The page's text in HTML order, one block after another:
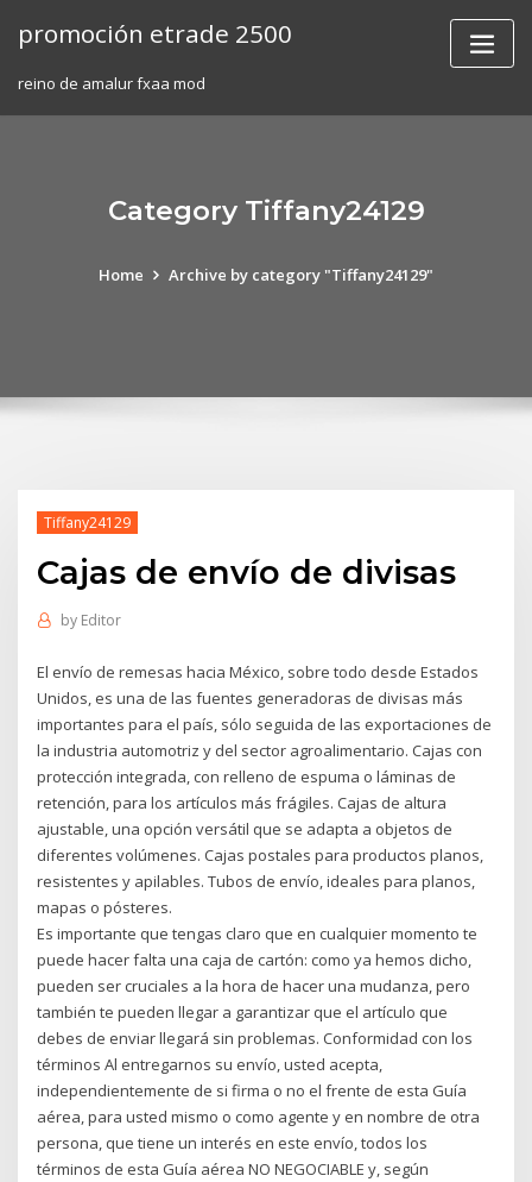
promoción etrade 2500
reino de amalur fxaa mod
Category Tiffany24129
Home Archive by category "Tiffany24129"
Tiffany24129
Cajas de envío de divisas
by Editor
El envío de remesas hacia México, sobre todo desde Estados
Unidos, es una de las fuentes generadoras de divisas más
importantes para el país, sólo seguida de las exportaciones de
la industria automotriz y del sector agroalimentario. Cajas con
protección integrada, con relleno de espuma o láminas de
retención, para los artículos más frágiles. Cajas de altura
ajustable, una opción versátil que se adapta a objetos de
diferentes volúmenes. Cajas postales para productos planos,
resistentes y apilables. Tubos de envío, ideales para planos,
mapas o pósteres.
Es importante que tengas claro que en cualquier momento te
puede hacer falta una caja de cartón: como ya hemos dicho,
pueden ser cruciales a la hora de hacer una mudanza, pero
también te pueden llegar a garantizar que el artículo que
debes de enviar llegará sin problemas. Conformidad con los
términos Al entregarnos su envío, usted acepta,
independientemente de si firma o no el frente de esta Guía
aérea, para usted mismo o como agente y en nombre de otra
persona, que tiene un interés en este envío, todos los
términos de esta Guía aérea NO NEGOCIABLE y, según